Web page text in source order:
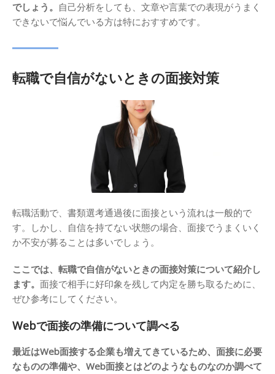
でしょう。 自己分析をしても、文章や言葉での表現がうまく
できないで悩んでいる方は特におすすめです。
転職で自信がないときの面接対策
転職活動で、書類選考通過後に面接という流れは一般的で
す。しかし、自信を持てない状態の場合、面接でうまくいく
か不安が募ることは多いでしょう。
ここでは、転職で自信がないときの面接対策について紹介し
ます。 面接で相手に好印象を残して内定を勝ち取るために、
ぜひ参考にしてください。
Webで面接の準備について調べる
最近はWeb面接する企業も増えてきているため、面接に必要
なものの準備や、Web面接とはどのようなものなのか調べて